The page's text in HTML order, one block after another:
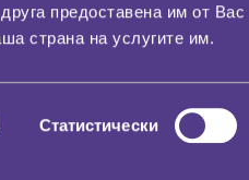
предоставена им от Вас
страна на услугите им.
Статистически